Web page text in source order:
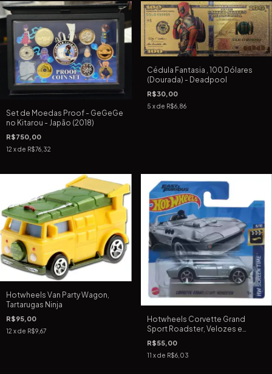
Set de Moedas Proof - GeGeGe
no Kitarou - Japão (2018)
R$750,00
12 x de R$76,32
Cédula Fantasia , 100 Dólares
(Dourada) - Deadpool
R$30,00
5 x de R$6,86
Hotwheels Van Party Wagon,
Tartarugas Ninja
R$95,00
12 x de R$9,67
Hotwheels Corvette Grand
Sport Roadster, Velozes e
Furiosos
R$55,00
11 x de R$6,03